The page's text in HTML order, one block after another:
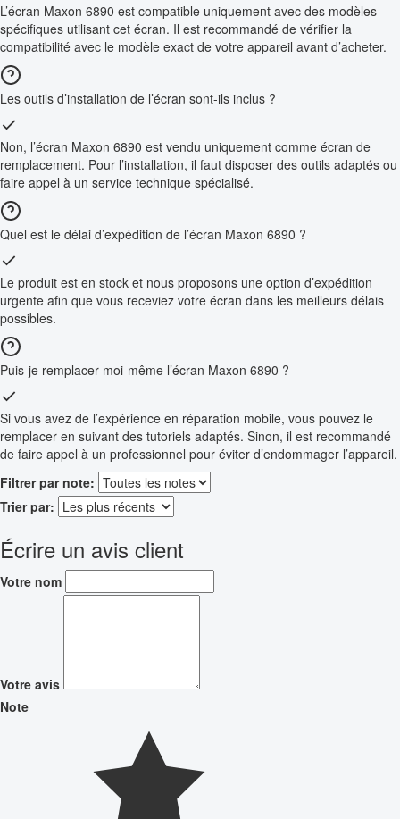
L’écran Maxon 6890 est compatible uniquement avec des modèles
spécifiques utilisant cet écran. Il est recommandé de vérifier la
compatibilité avec le modèle exact de votre appareil avant d’acheter.
Les outils d’installation de l’écran sont-ils inclus ?
Non, l’écran Maxon 6890 est vendu uniquement comme écran de
remplacement. Pour l’installation, il faut disposer des outils adaptés ou
faire appel à un service technique spécialisé.
Quel est le délai d’expédition de l’écran Maxon 6890 ?
Le produit est en stock et nous proposons une option d’expédition
urgente afin que vous receviez votre écran dans les meilleurs délais
possibles.
Puis-je remplacer moi-même l’écran Maxon 6890 ?
Si vous avez de l’expérience en réparation mobile, vous pouvez le
remplacer en suivant des tutoriels adaptés. Sinon, il est recommandé
de faire appel à un professionnel pour éviter d’endommager l’appareil.
Filtrer par note:
Trier par:
Écrire un avis client
Votre nom
Votre avis
Note